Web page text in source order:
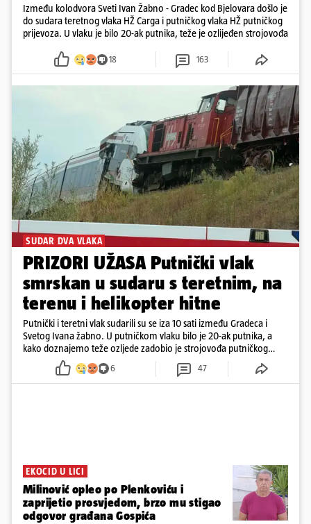
Između kolodvora Sveti Ivan Žabno - Gradec kod Bjelovara došlo je
do sudara teretnog vlaka HŽ Carga i putničkog vlaka HŽ putničkog
prijevoza. U vlaku je bilo 20-ak putnika, teže je ozlijeđen strojovođa
18 163
SUDAR DVA VLAKA
PRIZORI UŽASA Putnički vlak
smrskan u sudaru s teretnim, na
terenu i helikopter hitne
Putnički i teretni vlak sudarili su se iza 10 sati između Gradeca i
Svetog Ivana žabno. U putničkom vlaku bilo je 20-ak putnika, a
kako doznajemo teže ozljede zadobio je strojovođa putničkog
vlaka. Zatvoren je promet, a fotoreporteri Prigorskog objavili su
prve snimke s mjesta sudara
6 47
EKOCID U LICI
Milinović opleo po Plenkoviću i
zaprijetio prosvjedom, brzo mu stigao
odgovor građana Gospića